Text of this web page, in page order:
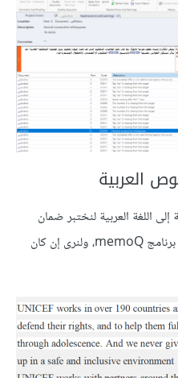
العربية
اللغة العربية لنختبر ضمان
جودة الترجمة إلى اللغة العربية داخل برنامج memoQ، ولنرى إن كان